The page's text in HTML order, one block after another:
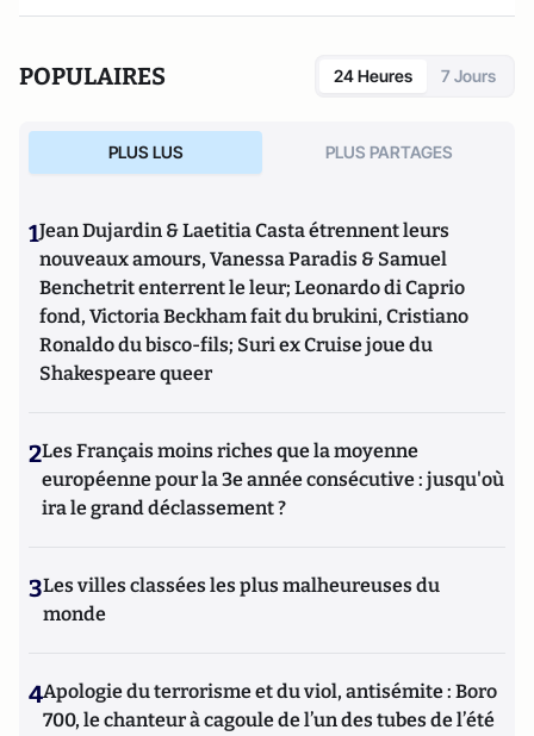
POPULAIRES 24 Heures 7 Jours
PLUS LUS PLUS PARTAGES
1Jean Dujardin & Laetitia Casta étrennent leurs
nouveaux amours, Vanessa Paradis & Samuel
Benchetrit enterrent le leur; Leonardo di Caprio
fond, Victoria Beckham fait du brukini, Cristiano
Ronaldo du bisco-fils; Suri ex Cruise joue du
Shakespeare queer
2Les Français moins riches que la moyenne
européenne pour la 3e année consécutive : jusqu'où
ira le grand déclassement ?
3Les villes classées les plus malheureuses du
monde
4Apologie du terrorisme et du viol, antisémite : Boro
700, le chanteur à cagoule de l’un des tubes de l’été